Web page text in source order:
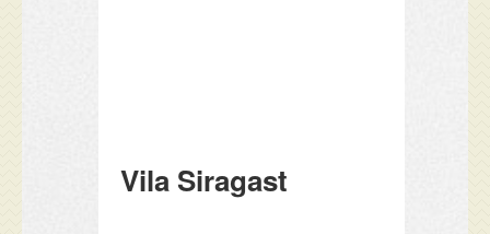
Vila Siragast